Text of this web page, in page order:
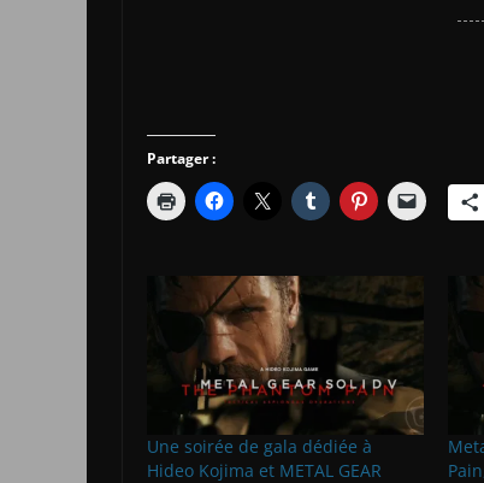
Partager :
Une soirée de gala dédiée à
Hideo Kojima et METAL GEAR